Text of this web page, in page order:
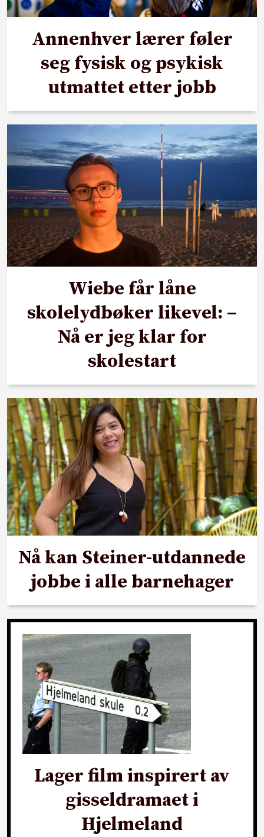
Annenhver lærer føler
seg fysisk og psykisk
utmattet etter jobb
Wiebe får låne
skolelydbøker likevel: –
Nå er jeg klar for
skolestart
Nå kan Steiner-utdannede
jobbe i alle barnehager
Lager film inspirert av
gisseldramaet i
Hjelmeland